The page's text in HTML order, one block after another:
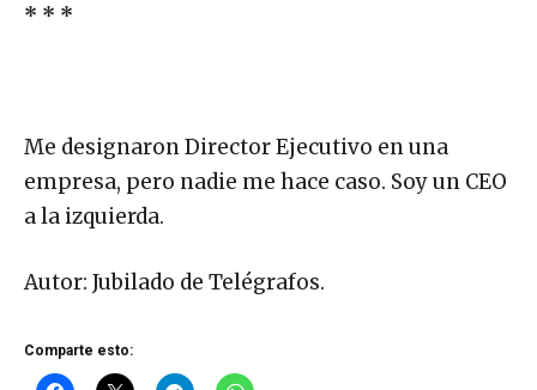
* * *
Me designaron Director Ejecutivo en una
empresa, pero nadie me hace caso. Soy un CEO
a la izquierda.
Autor: Jubilado de Telégrafos.
Comparte esto: